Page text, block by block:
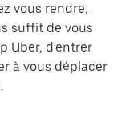
vous rendre,
suffit de vous
Uber, d'entrer
à vous déplacer